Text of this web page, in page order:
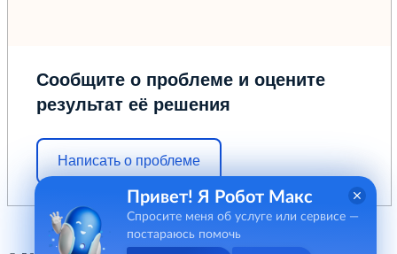
Сообщите о проблеме и оцените
результат её решения
Написать о проблеме
Привет! Я Робот Макс
Спросите меня об услуге или сервисе —
постараюсь помочь